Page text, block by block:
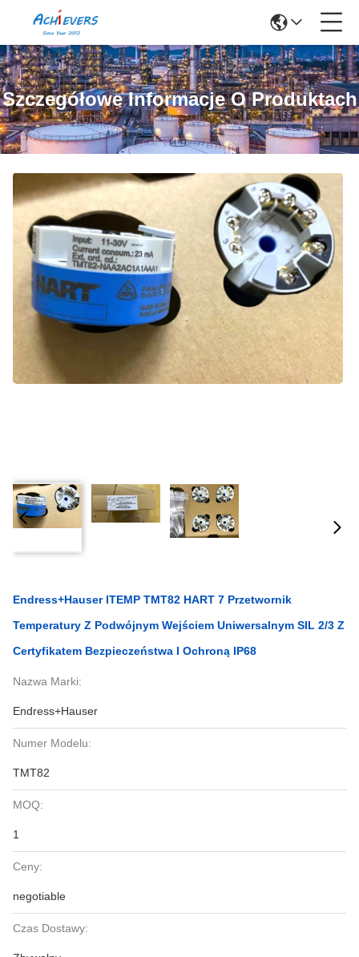
Szczegółowe Informacje O Produktach
Endress+Hauser ITEMP TMT82 HART 7 Przetwornik
Temperatury Z Podwójnym Wejściem Uniwersalnym SIL 2/3 Z
Certyfikatem Bezpieczeństwa I Ochroną IP68
Nazwa Marki:
Endress+Hauser
Numer Modelu:
TMT82
MOQ:
1
Ceny:
negotiable
Czas Dostawy: